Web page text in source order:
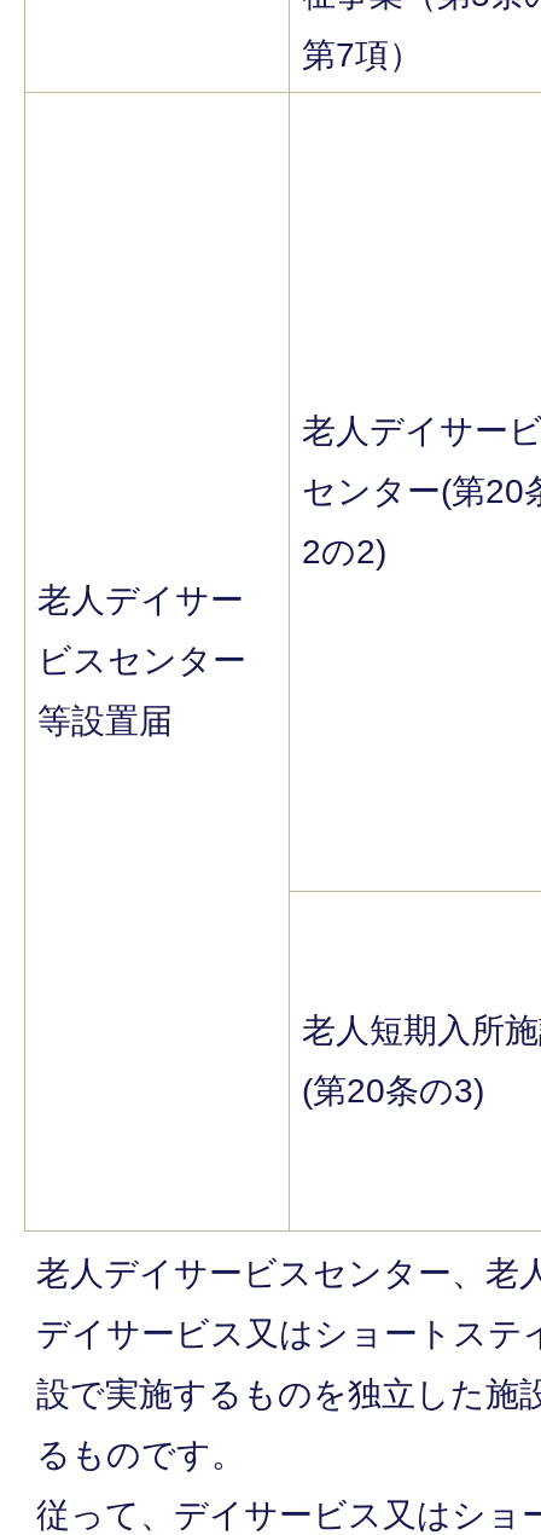
第7項）
老人デイサー
ビスセンター
等設置届
老人デイサー
センター(第20
2の2)
老人短期入所
(第20条の3)
老人デイサービスセンター、老
デイサービス又はショートステ
設で実施するものを独立した施
るものです。
従って、デイサービス又はショ